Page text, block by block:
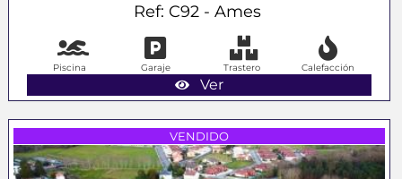
Ref: C92 - Ames
Ver
Piscina Garaje Trastero Calefacción
VENDIDO